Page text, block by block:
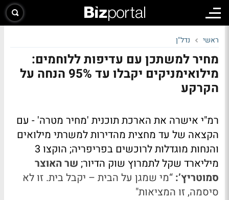
ראשי נדל"ן
מחיר למשתכן עם עדיפות ללוחמים:
מילואימניקים יקבלו עד 95% הנחה על
הקרקע
רמ"י אישרה את הארכת תוכנית 'מחיר מטרה' - עם
הקצאה של עד מחצית מהדירות למשרתי מילואים
והנחות מוגדלות לרוכשים בפריפריה; הוקצו 3
מיליארד שקל לתמרוץ שוק הדיור; שר האוצר
סמוטריץ’: “מי שמגן על הבית – יקבל בית. זו לא
סיסמה, זו המציאות"